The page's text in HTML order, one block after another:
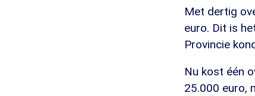
Met dertig
euro. Dit is
Provincie
Nu kost één
25.000 euro,